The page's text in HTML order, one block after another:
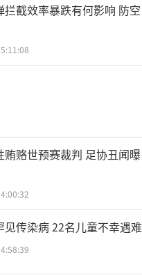
拦截效率暴跌有何影响 防空
贿赂世预赛裁判 足协丑闻曝
见传染病 22名儿童不幸遇难